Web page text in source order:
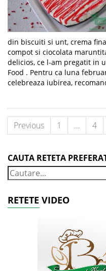
din biscuiti si unt, crema
compot si ciocolata
delicios, ce l-am pregatit in
Food . Pentru ca luna
celebreaza iubirea,
Previous 1 … 4
CAUTA RETETA
RETETE VIDEO